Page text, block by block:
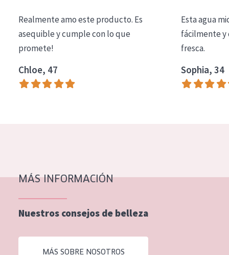
Limpieza
COLECCIÓN
Essentials
Lift+
Piel normal y seca
Piel mixata o grasa
Piel madura
Piel expuesta al sol
Realmente amo este producto. Es
asequible y cumple con lo que
promete!
Chloe, 47
Esta agua
fácilmente y
fresca.
Sophia, 34
MÁS INFORMACIÓN
Nuestros consejos de belleza
MÁS SOBRE NOSOTROS